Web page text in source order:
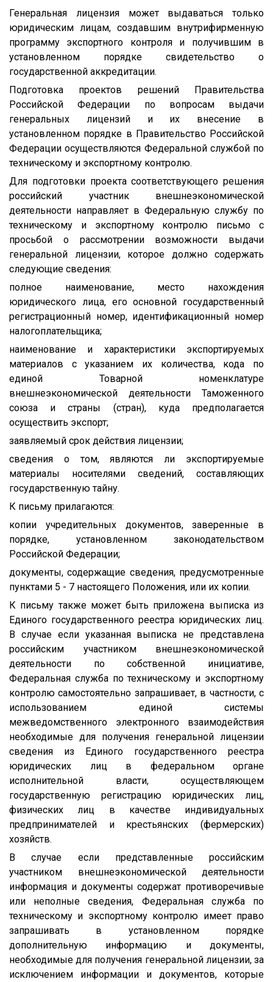
Генеральная лицензия может выдаваться только
юридическим лицам, создавшим внутрифирменную
программу экспортного контроля и получившим в
установленном порядке свидетельство о
государственной аккредитации.
Подготовка проектов решений Правительства
Российской Федерации по вопросам выдачи
генеральных лицензий и их внесение в
установленном порядке в Правительство Российской
Федерации осуществляются Федеральной службой по
техническому и экспортному контролю.
Для подготовки проекта соответствующего решения
российский участник внешнеэкономической
деятельности направляет в Федеральную службу по
техническому и экспортному контролю письмо с
просьбой о рассмотрении возможности выдачи
генеральной лицензии, которое должно содержать
следующие сведения:
полное наименование, место нахождения
юридического лица, его основной государственный
регистрационный номер, идентификационный номер
налогоплательщика;
наименование и характеристики экспортируемых
материалов с указанием их количества, кода по
единой Товарной номенклатуре
внешнеэкономической деятельности Таможенного
союза и страны (стран), куда предполагается
осуществить экспорт;
заявляемый срок действия лицензии;
сведения о том, являются ли экспортируемые
материалы носителями сведений, составляющих
государственную тайну.
К письму прилагаются:
копии учредительных документов, заверенные в
порядке, установленном законодательством
Российской Федерации;
документы, содержащие сведения, предусмотренные
пунктами 5 - 7 настоящего Положения, или их копии.
К письму также может быть приложена выписка из
Единого государственного реестра юридических лиц.
В случае если указанная выписка не представлена
российским участником внешнеэкономической
деятельности по собственной инициативе,
Федеральная служба по техническому и экспортному
контролю самостоятельно запрашивает, в частности, с
использованием единой системы
межведомственного электронного взаимодействия
необходимые для получения генеральной лицензии
сведения из Единого государственного реестра
юридических лиц в федеральном органе
исполнительной власти, осуществляющем
государственную регистрацию юридических лиц,
физических лиц в качестве индивидуальных
предпринимателей и крестьянских (фермерских)
хозяйств.
В случае если представленные российским
участником внешнеэкономической деятельности
информация и документы содержат противоречивые
или неполные сведения, Федеральная служба по
техническому и экспортному контролю имеет право
запрашивать в установленном порядке
дополнительную информацию и документы,
необходимые для получения генеральной лицензии, за
исключением информации и документов, которые